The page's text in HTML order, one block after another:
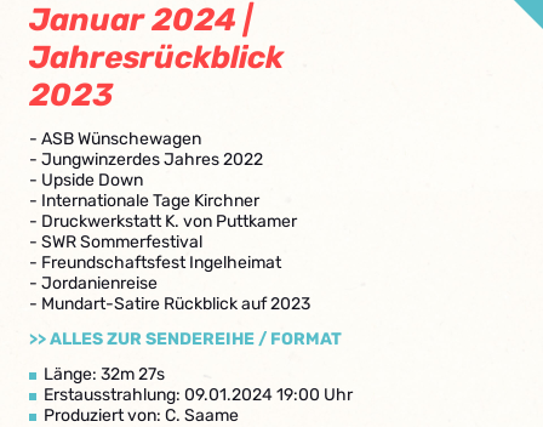
Januar 2024 |
Jahresrückblick
2023
- ASB Wünschewagen
- Jungwinzerdes Jahres 2022
- Upside Down
- Internationale Tage Kirchner
- Druckwerkstatt K. von Puttkamer
- SWR Sommerfestival
- Freundschaftsfest Ingelheimat
- Jordanienreise
- Mundart-Satire Rückblick auf 2023
>> ALLES ZUR SENDEREIHE / FORMAT
Länge: 32m 27s
Erstausstrahlung: 09.01.2024 19:00 Uhr
Produziert von: C. Saame